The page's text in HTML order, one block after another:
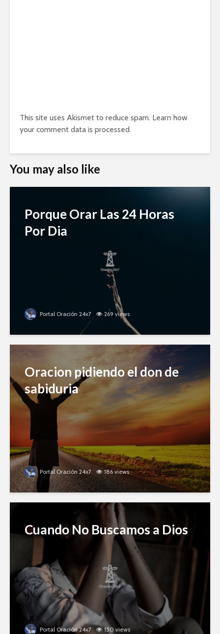
This site uses Akismet to reduce spam. Learn how
your comment data is processed.
You may also like
Porque Orar Las 24 Horas
Por Dia
Portal Oración 24x7 269 views
Oracion pidiendo el don de
sabiduria
Portal Oración 24x7 186 views
Cuando No Buscamos a Dios
Portal Oración 24x7 150 views